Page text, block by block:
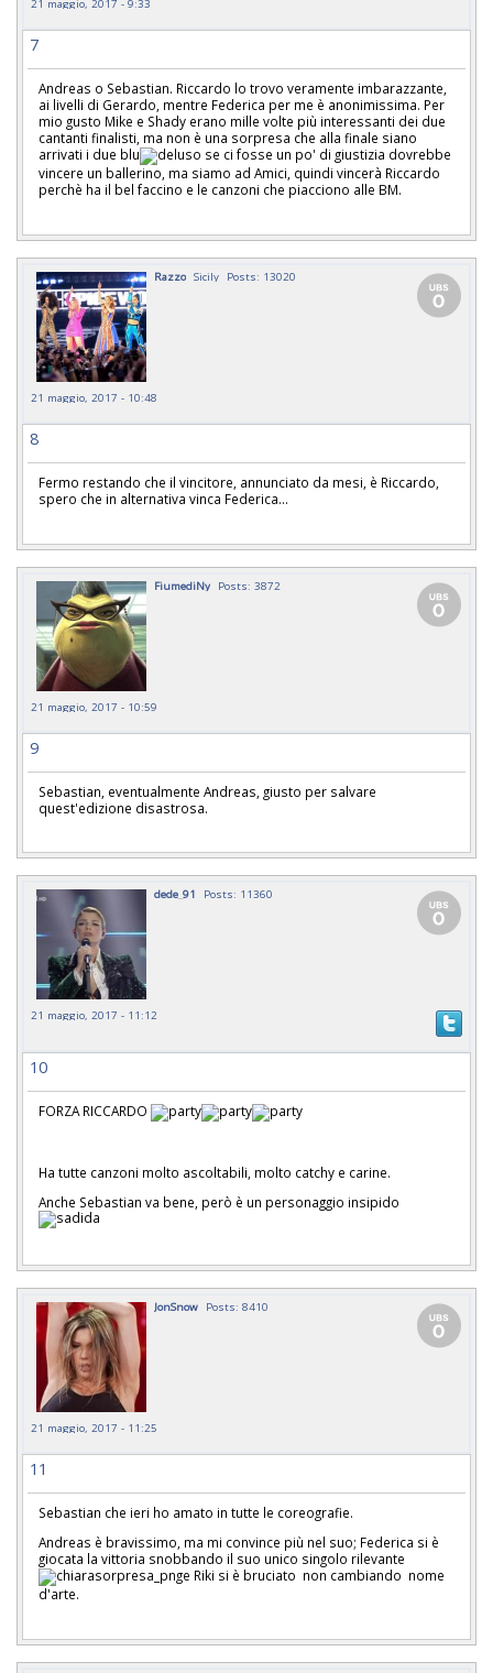
21 maggio, 2017 - 9:33
7
Andreas o Sebastian. Riccardo lo trovo veramente imbarazzante,
ai livelli di Gerardo, mentre Federica per me è anonimissima. Per
mio gusto Mike e Shady erano mille volte più interessanti dei due
cantanti finalisti, ma non è una sorpresa che alla finale siano
arrivati i due blu
se ci fosse un po' di giustizia dovrebbe
vincere un ballerino, ma siamo ad Amici, quindi vincerà Riccardo
perchè ha il bel faccino e le canzoni che piacciono alle BM.
Razzo Sicily Posts: 13020
21 maggio, 2017 - 10:48
8
Fermo restando che il vincitore, annunciato da mesi, è Riccardo,
spero che in alternativa vinca Federica...
FiumediNy Posts: 3872
21 maggio, 2017 - 10:59
9
Sebastian, eventualmente Andreas, giusto per salvare
quest'edizione disastrosa.
dede_91 Posts: 11360
21 maggio, 2017 - 11:12
10
FORZA RICCARDO
Ha tutte canzoni molto ascoltabili, molto catchy e carine.
Anche Sebastian va bene, però è un personaggio insipido
JonSnow Posts: 8410
21 maggio, 2017 - 11:25
11
Sebastian che ieri ho amato in tutte le coreografie.
Andreas è bravissimo, ma mi convince più nel suo; Federica si è
giocata la vittoria snobbando il suo unico singolo rilevante
e Riki si è bruciato non cambiando nome
d'arte.